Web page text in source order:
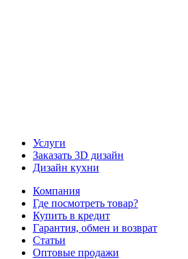
Услуги
Заказать 3D дизайн
Дизайн кухни
Компания
Где посмотреть товар?
Купить в кредит
Гарантия, обмен и возврат
Статьи
Оптовые продажи